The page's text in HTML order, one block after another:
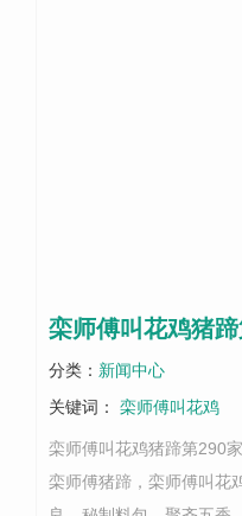
栾师傅叫花鸡猪
分类： 新闻中心
关键词：
栾师傅叫花鸡
栾师傅叫花鸡猪蹄第290
栾师傅猪蹄，栾师傅叫花